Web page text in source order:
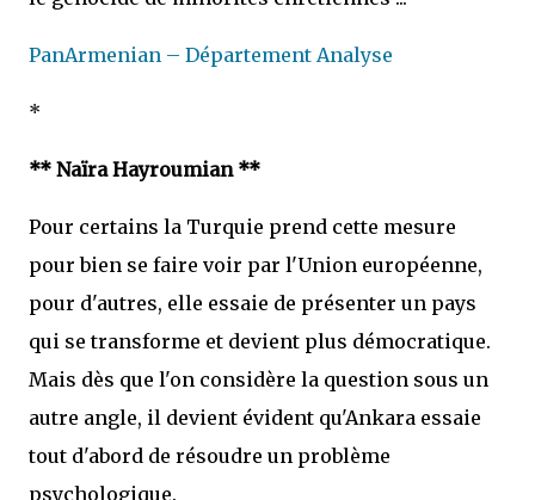
PanArmenian – Département Analyse
*
** Naïra Hayroumian **
Pour certains la Turquie prend cette mesure
pour bien se faire voir par l'Union européenne,
pour d'autres, elle essaie de présenter un pays
qui se transforme et devient plus démocratique.
Mais dès que l'on considère la question sous un
autre angle, il devient évident qu'Ankara essaie
tout d'abord de résoudre un problème
psychologique.